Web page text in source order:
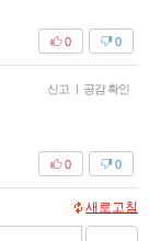
0
0
신고 | 공감 확인
0
0
새로고침